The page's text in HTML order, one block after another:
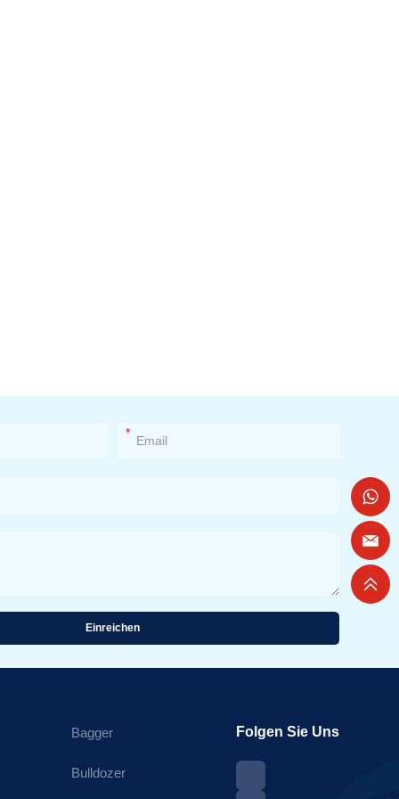
*
Einreichen
Bagger
Bulldozer
Folgen Sie Uns